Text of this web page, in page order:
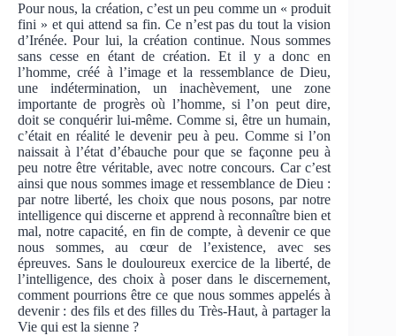
Pour nous, la création, c’est un peu comme un « produit
fini » et qui attend sa fin. Ce n’est pas du tout la vision
d’Irénée. Pour lui, la création continue. Nous sommes
sans cesse en étant de création. Et il y a donc en
l’homme, créé à l’image et la ressemblance de Dieu,
une indétermination, un inachèvement, une zone
importante de progrès où l’homme, si l’on peut dire,
doit se conquérir lui-même. Comme si, être un humain,
c’était en réalité le devenir peu à peu. Comme si l’on
naissait à l’état d’ébauche pour que se façonne peu à
peu notre être véritable, avec notre concours. Car c’est
ainsi que nous sommes image et ressemblance de Dieu :
par notre liberté, les choix que nous posons, par notre
intelligence qui discerne et apprend à reconnaître bien et
mal, notre capacité, en fin de compte, à devenir ce que
nous sommes, au cœur de l’existence, avec ses
épreuves. Sans le douloureux exercice de la liberté, de
l’intelligence, des choix à poser dans le discernement,
comment pourrions être ce que nous sommes appelés à
devenir : des fils et des filles du Très-Haut, à partager la
Vie qui est la sienne ?